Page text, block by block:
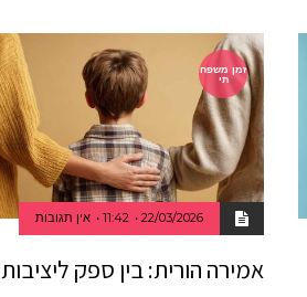
זמן משפח
תי
22/03/2026
11:42 אין תגובות
אמירה הורית: בין ספק ליציבות